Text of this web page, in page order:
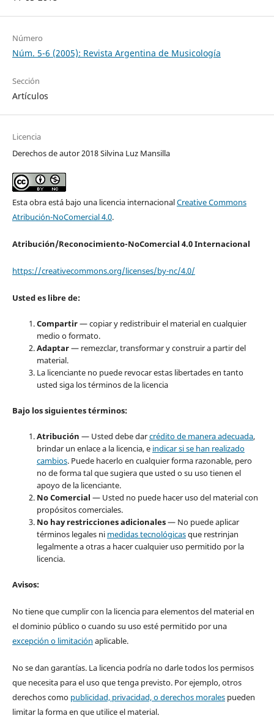
Número
Núm. 5-6 (2005): Revista Argentina de Musicología
Sección
Artículos
Licencia
Derechos de autor 2018 Silvina Luz Mansilla
Esta obra está bajo una licencia internacionalCreative Commons
Atribución-NoComercial 4.0.
Atribución/Reconocimiento-NoComercial 4.0 Internacional
https://creativecommons.org/licenses/by-nc/4.0/
Usted es libre de:
Compartir— copiar y redistribuir el material en cualquier
medio o formato.
Adaptar— remezclar, transformar y construir a partir del
material.
La licenciante no puede revocar estas libertades en tanto
usted siga los términos de la licencia
Bajolos siguientes términos:
Atribución — Usted debe darcrédito de manera adecuada,
brindar un enlace a la licencia, e indicar si se han realizado
cambios. Puede hacerlo en cualquier forma razonable, pero
no de forma tal que sugiera que usted o su uso tienen el
apoyo de la licenciante.
No Comercial — Usted no puede hacer uso del material con
propósitos comerciales.
No hay restricciones adicionales— No puede aplicar
términos legales ni medidas tecnológicasque restrinjan
legalmente a otras a hacer cualquier uso permitido por la
licencia.
Avisos:
No tiene que cumplir con la licencia para elementos del material en
el dominio público o cuando su uso esté permitido por una
excepción o limitación aplicable.
No se dan garantías. La licencia podría no darle todos los permisos
que necesita para el uso que tenga previsto. Por ejemplo, otros
derechos como publicidad, privacidad, o derechos moralespueden
limitar la forma en que utilice el material.